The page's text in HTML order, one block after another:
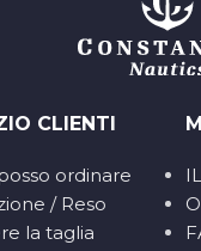
CLIENTI
ordinare
/ Reso
la taglia